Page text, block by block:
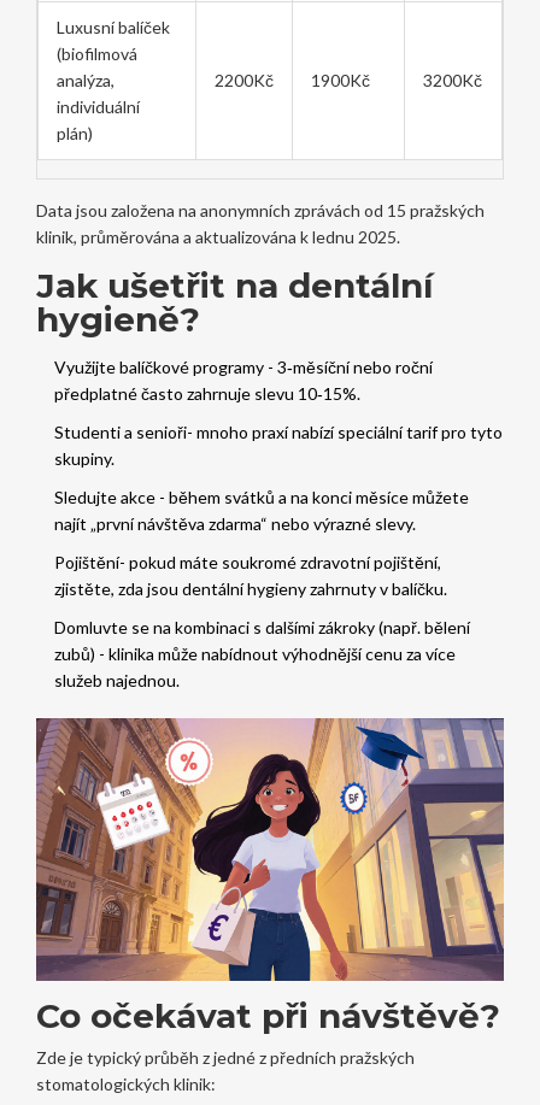
Luxusní balíček
(biofilmová
analýza,
individuální
plán)
2200Kč 1900Kč 3200Kč
Data jsou založena na anonymních zprávách od 15 pražských
klinik, průměrována a aktualizována k lednu 2025.
Jak ušetřit na dentální
hygieně?
Využijte balíčkové programy - 3‑měsíční nebo roční
předplatné často zahrnuje slevu 10‑15%.
Studenti a senioři- mnoho praxí nabízí speciální tarif pro tyto
skupiny.
Sledujte akce - během svátků a na konci měsíce můžete
najít „první návštěva zdarma“ nebo výrazné slevy.
Pojištění- pokud máte soukromé zdravotní pojištění,
zjistěte, zda jsou dentální hygieny zahrnuty v balíčku.
Domluvte se na kombinaci s dalšími zákroky (např. bělení
zubů) - klinika může nabídnout výhodnější cenu za více
služeb najednou.
Co očekávat při návštěvě?
Zde je typický průběh z jedné z předních pražských
stomatologických klinik: